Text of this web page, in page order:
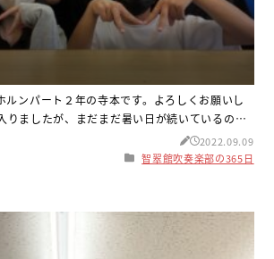
ルンパート２年の寺本です。よろしくお願いし
りましたが、まだまだ暑い日が続いているので
っかりして過ごしましょう！ 今日は、最近あっ
介します。智翠館高校は、９月３日に文化祭が
2022.09.09
智翠館吹奏楽部の365日